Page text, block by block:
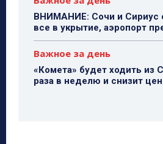
ВНИМАНИЕ: Сочи и Сириус
все в укрытие, аэропорт
Важное за день
«Комета» будет ходить из
раза в неделю и снизит